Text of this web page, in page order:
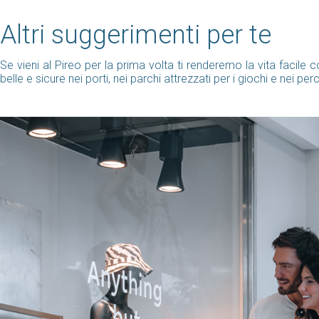
Altri suggerimenti per te
Se vieni al Pireo per la prima volta ti renderemo la vita facile
belle e sicure nei porti, nei parchi attrezzati per i giochi e nei